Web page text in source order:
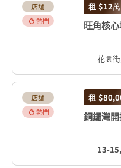
店舖
熱門
租 $12萬
旺角核
花園街
店舖
熱門
租
銅鑼灣
13-15, 利